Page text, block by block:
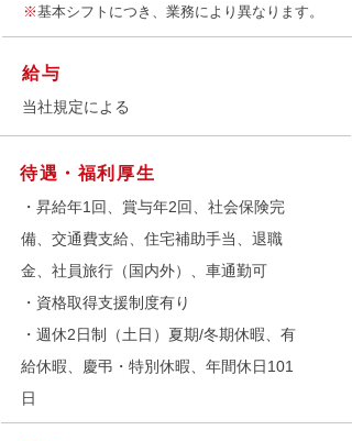
※基本シフトにつき、業務により異なります。
給与
当社規定による
待遇・福利厚生
・昇給年1回、賞与年2回、社会保険完
備、交通費支給、住宅補助手当、退職
金、社員旅行（国内外）、車通勤可
・資格取得支援制度有り
・週休2日制（土日）夏期/冬期休暇、有
給休暇、慶弔・特別休暇、年間休日101
日